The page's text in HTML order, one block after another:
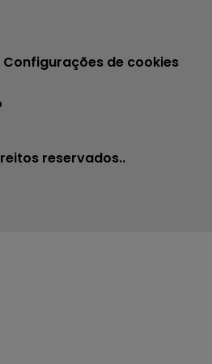
Configurações de cookies
reservados..